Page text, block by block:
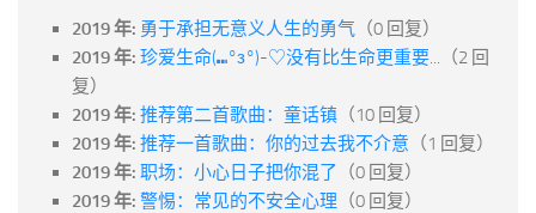
2019 年: 勇于承担无意义人生的勇气 （0 回复）
2019 年: 珍爱生命(⑉°з°)-♡没有比生命更重要... （2 回
复）
2019 年: 推荐第二首歌曲：童话镇 （10 回复）
2019 年: 推荐一首歌曲：你的过去我不介意 （1 回复）
2019 年: 职场：小心日子把你混了
（0 回复）
2019 年: 警惕：常见的不安全心理 （0 回复）